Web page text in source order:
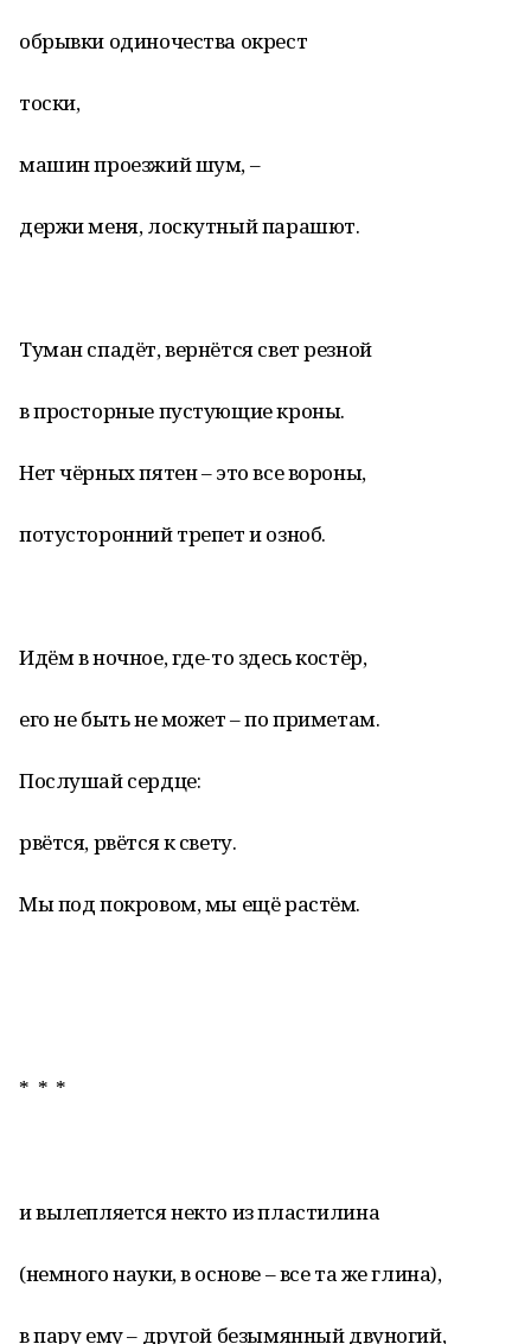
обрывки одиночества окрест
тоски,
машин проезжий шум, –
держи меня, лоскутный парашют.
Туман спадёт, вернётся свет резной
в просторные пустующие кроны.
Нет чёрных пятен – это все вороны,
потусторонний трепет и озноб.
Идём в ночное, где-то здесь костёр,
его не быть не может – по приметам.
Послушай сердце:
рвётся, рвётся к свету.
Мы под покровом, мы ещё растём.
* * *
и вылепляется некто из пластилина
(немного науки, в основе – все та же глина),
в пару ему – другой безымянный двуногий,